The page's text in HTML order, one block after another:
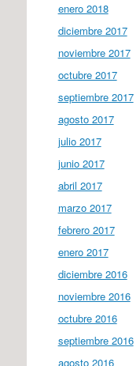
enero 2018
diciembre 2017
noviembre 2017
octubre 2017
septiembre 2017
agosto 2017
julio 2017
junio 2017
abril 2017
marzo 2017
febrero 2017
enero 2017
diciembre 2016
noviembre 2016
octubre 2016
septiembre 2016
agosto 2016